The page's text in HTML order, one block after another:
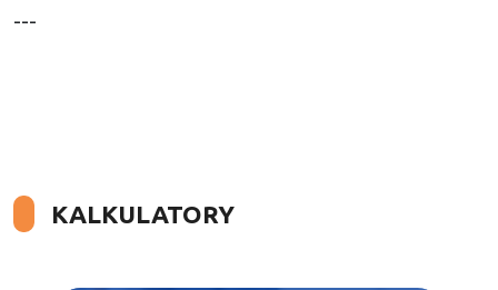
---
KALKULATORY